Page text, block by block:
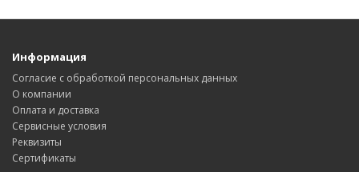
Информация
Согласие с обработкой персональных данных
О компании
Оплата и доставка
Сервисные условия
Реквизиты
Сертификаты